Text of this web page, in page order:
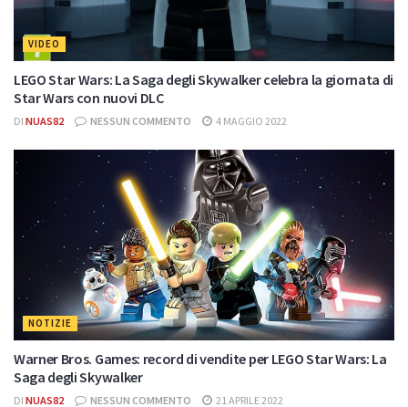
VIDEO
LEGO Star Wars: La Saga degli Skywalker celebra la giornata di
Star Wars con nuovi DLC
DI NUAS82 NESSUN COMMENTO 4 MAGGIO 2022
NOTIZIE
Warner Bros. Games: record di vendite per LEGO Star Wars: La
Saga degli Skywalker
DI NUAS82 NESSUN COMMENTO 21 APRILE 2022